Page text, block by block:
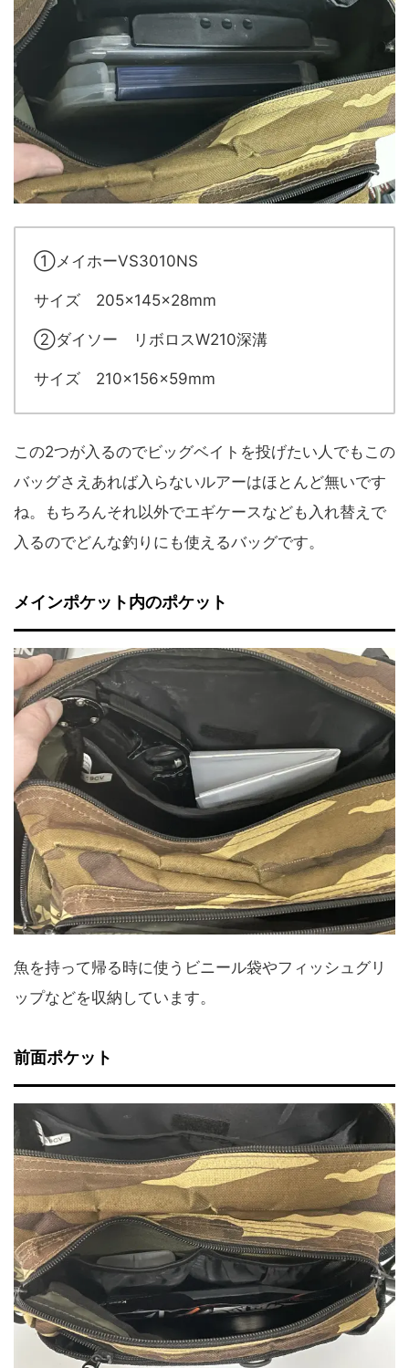
①メイホーVS3010NS
サイズ 205×145×28mm
②ダイソー リボロスW210深溝
サイズ 210×156×59mm
この2つが入るのでビッグベイトを投げたい人でもこの
バッグさえあれば入らないルアーはほとんど無いです
ね。もちろんそれ以外でエギケースなども入れ替えで
入るのでどんな釣りにも使えるバッグです。
メインポケット内のポケット
魚を持って帰る時に使うビニール袋やフィッシュグリ
ップなどを収納しています。
前面ポケット